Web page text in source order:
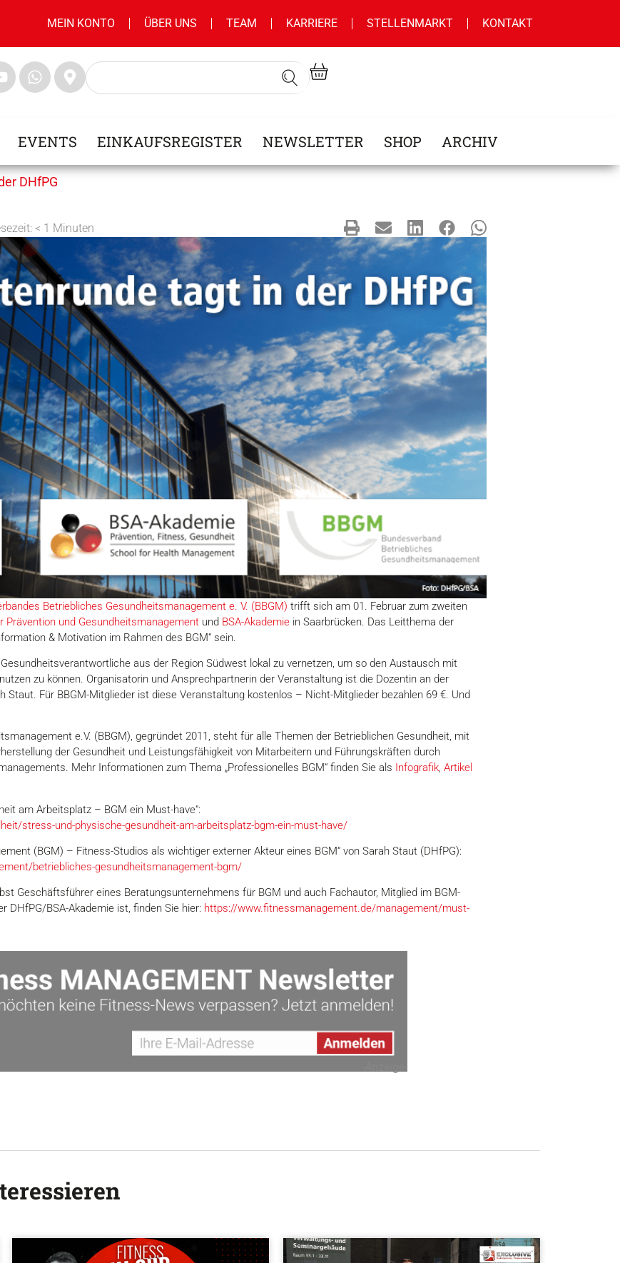
MEIN KONTO ÜBER UNS TEAM KARRIERE STELLENMARKT KONTAKT
EVENTS EINKAUFSREGISTER NEWSLETTER SHOP ARCHIV
DHfPG
< 1 Minuten
Betriebliches Gesundheitsmanagement e. V. (BBGM) trifft sich am 01. Februar zum zweiten
Prävention und Gesundheitsmanagement und BSA-Akademie in Saarbrücken. Das Leitthema der
& Motivation im Rahmen des BGM“ sein.
aus der Region Südwest lokal zu vernetzen, um so den Austausch mit
zu können. Organisatorin und Ansprechpartnerin der Veranstaltung ist die Dozentin an der
Staut. Für BBGM-Mitglieder ist diese Veranstaltung kostenlos – Nicht-Mitglieder bezahlen 69 €. Und
e.V. (BBGM), gegründet 2011, steht für alle Themen der Betrieblichen Gesundheit, mit
der Gesundheit und Leistungsfähigkeit von Mitarbeitern und Führungskräften durch
Mehr Informationen zum Thema „Professionelles BGM“ finden Sie als Infografik, Artikel
am Arbeitsplatz – BGM ein Must-have“:
stress-und-physische-gesundheit-am-arbeitsplatz-bgm-ein-must-have/
(BGM) – Fitness-Studios als wichtiger externer Akteur eines BGM“ von Sarah Staut (DHfPG):
betriebliches-gesundheitsmanagement-bgm/
Geschäftsführer eines Beratungsunternehmens für BGM und auch Fachautor, Mitglied im BGM-
DHfPG/BSA-Akademie ist, finden Sie hier: https://www.fitnessmanagement.de/management/must-